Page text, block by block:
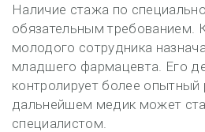
Наличие стажа по
обязательным требованием.
молодого сотрудника
младшего фармацевта. Его
контролирует более опытный
дальнейшем медик может
специалистом.